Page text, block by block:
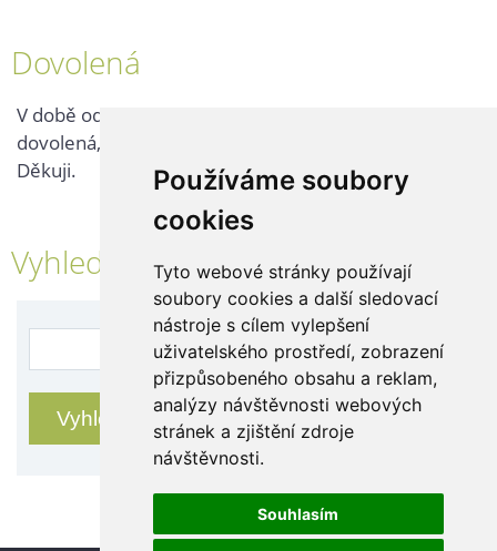
Používáme soubory
cookies
Tyto webové stránky používají
soubory cookies a další sledovací
nástroje s cílem vylepšení
uživatelského prostředí, zobrazení
přizpůsobeného obsahu a reklam,
analýzy návštěvnosti webových
stránek a zjištění zdroje
návštěvnosti.
Souhlasím
Dovolená
V době od 25. 7. - 2. 8. 2026 probíhá v naší firmě
dovolená, kontaktujte nás až po jejím ukončení.
Děkuji.
Vyhledávání